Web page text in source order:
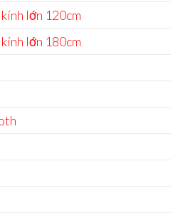
lớn 120cm
lớn 180cm